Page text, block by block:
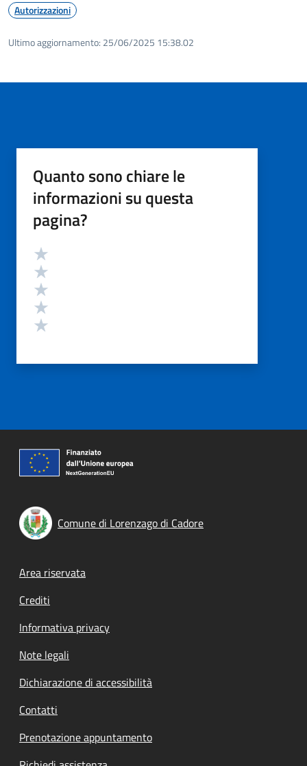
Autorizzazioni
Ultimo aggiornamento: 25/06/2025 15:38.02
Quanto sono chiare le
informazioni su questa
pagina?
Valutazione
Comune di Lorenzago di Cadore
Footer menu
Area riservata
Crediti
Informativa privacy
Note legali
Dichiarazione di accessibilità
Contatti
Prenotazione appuntamento